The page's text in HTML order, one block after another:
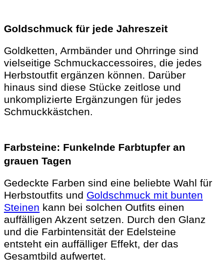
Goldschmuck für jede Jahreszeit
Goldketten, Armbänder und Ohrringe sind
vielseitige Schmuckaccessoires, die jedes
Herbstoutfit ergänzen können. Darüber
hinaus sind diese Stücke zeitlose und
unkomplizierte Ergänzungen für jedes
Schmuckkästchen.
Farbsteine: Funkelnde Farbtupfer an
grauen Tagen
Gedeckte Farben sind eine beliebte Wahl für
Herbstoutfits und Goldschmuck mit bunten
Steinen kann bei solchen Outfits einen
auffälligen Akzent setzen. Durch den Glanz
und die Farbintensität der Edelsteine ​​
entsteht ein auffälliger Effekt, der das
Gesamtbild aufwertet.